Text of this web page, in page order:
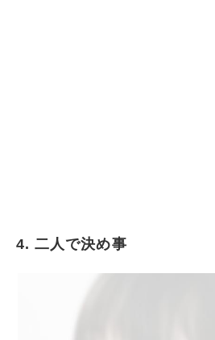
4. 二人で決め事